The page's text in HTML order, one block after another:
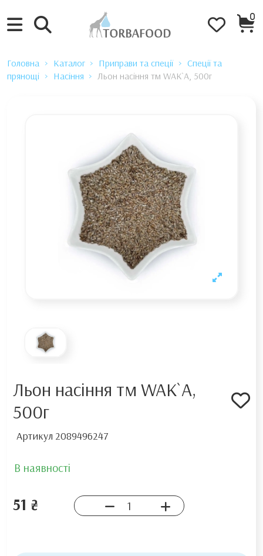
0
Головна Каталог Приправи та спеції
Спеції та
прянощі
Насіння Льон насіння тм WAK`A, 500г
Льон насіння тм WAK`A,
500г
Артикул 2089496247
В наявності
51 ₴